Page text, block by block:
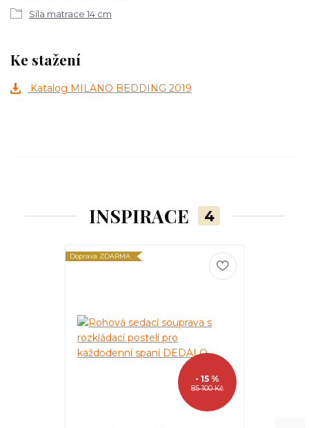
Síla matrace 14 cm
Ke stažení
Katalog MILANO BEDDING 2019
INSPIRACE 4
Doprava ZDARMA
85 100 Kč
- 15 %